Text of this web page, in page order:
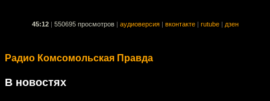
45:12 550695 просмотров аудиоверсия вконтакте rutube дзен
Радио Комсомольская Правда
В новостях